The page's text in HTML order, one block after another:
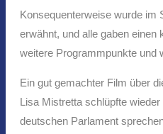
Konsequenterweise wurde im
erwähnt, und alle gaben
weitere Programmpunkte und
Ein gut gemachter Film über
Lisa Mistretta schlüpfte
deutschen Parlament